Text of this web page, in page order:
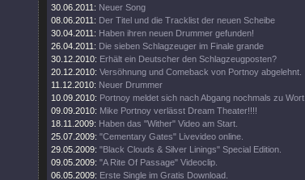
30.06.2011: Neuer Song
08.06.2011: Der Titel und die Tracklist der neuen Scheibe
30.04.2011: Haben ihren neuen Drummer gefunden!
26.04.2011: Die sieben Schlagzeuger im Finale grande
30.12.2010: Erhält ein Deutscher den Schlagzeugposten?
20.12.2010: Versöhnung und Comeback von Portnoy abgelehnt.
11.12.2010: Neuer Drummer
10.09.2010: Portnoy meldet sich nach Abgang nochmals zu Wort.
09.09.2010: Mike Portnoy verlässt Dream Theater!!!!
18.11.2009: Haben das "Wither" Video am Start.
25.07.2009: "Cementary Gates" Livevideo online.
29.05.2009: "Black Clouds & Silver Linings" Special Edition.
09.05.2009: "A Rite Of Passage" Videoclip.
06.05.2009: Erste Single im Gratis Download.